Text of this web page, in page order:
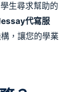
生尋求幫助的
essay代寫服
，讓您的學業